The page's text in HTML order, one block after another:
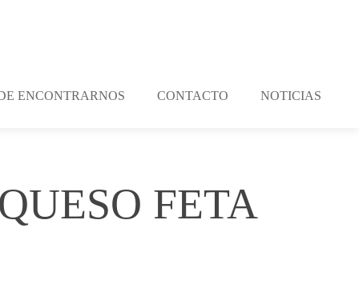
ENCONTRARNOS CONTACTO NOTICIAS
FETA